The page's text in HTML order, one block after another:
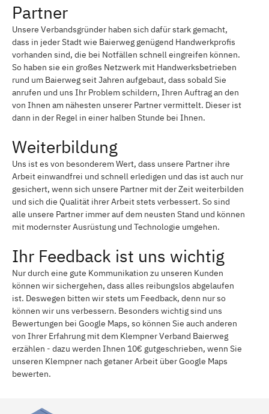
Partner
Unsere Verbandsgründer haben sich dafür stark gemacht,
dass in jeder Stadt wie Baierweg genügend Handwerkprofis
vorhanden sind, die bei Notfällen schnell eingreifen können.
So haben sie ein großes Netzwerk mit Handwerksbetrieben
rund um Baierweg seit Jahren aufgebaut, dass sobald Sie
anrufen und uns Ihr Problem schildern, Ihren Auftrag an den
von Ihnen am nähesten unserer Partner vermittelt. Dieser ist
dann in der Regel in einer halben Stunde bei Ihnen.
Weiterbildung
Uns ist es von besonderem Wert, dass unsere Partner ihre
Arbeit einwandfrei und schnell erledigen und das ist auch nur
gesichert, wenn sich unsere Partner mit der Zeit weiterbilden
und sich die Qualität ihrer Arbeit stets verbessert. So sind
alle unsere Partner immer auf dem neusten Stand und können
mit modernster Ausrüstung und Technologie umgehen.
Ihr Feedback ist uns wichtig
Nur durch eine gute Kommunikation zu unseren Kunden
können wir sichergehen, dass alles reibungslos abgelaufen
ist. Deswegen bitten wir stets um Feedback, denn nur so
können wir uns verbessern. Besonders wichtig sind uns
Bewertungen bei Google Maps, so können Sie auch anderen
von Ihrer Erfahrung mit dem Klempner Verband Baierweg
erzählen - dazu werden Ihnen 10€ gutgeschrieben, wenn Sie
unseren Klempner nach getaner Arbeit über Google Maps
bewerten.